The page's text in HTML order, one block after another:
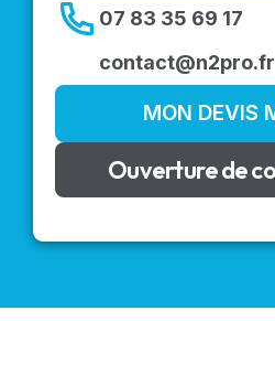
07 83 35 69 17
contact@n2pro.fr
MON DEVIS
Ouverture de